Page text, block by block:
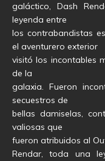
galáctico, Dash
leyenda entre
los contrabandistas
el aventurero exterior
visitó los incontables
de la
galaxia. Fueron
secuestros de
bellas damiselas,
valiosas que
fueron atribuidos al
Rendar, toda una